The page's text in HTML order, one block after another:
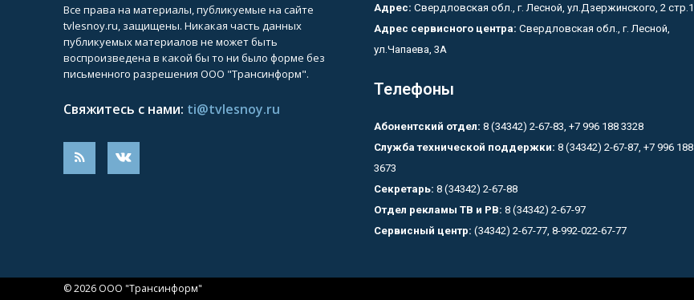
Все права на материалы, публикуемые на сайте
tvlesnoy.ru, защищены. Никакая часть данных
публикуемых материалов не может быть
воспроизведена в какой бы то ни было форме без
письменного разрешения ООО "Трансинформ".
Свяжитесь с нами: ti@tvlesnoy.ru
Адрес: Свердловская обл., г. Лесной, ул.Дзержинского, 2 стр.1
Адрес сервисного центра: Свердловская обл., г. Лесной,
ул.Чапаева, 3А
Телефоны
Абонентский отдел: 8 (34342) 2-67-83, +7 996 188 3328
Служба технической поддержки: 8 (34342) 2-67-87, +7 996 188
3673
Секретарь: 8 (34342) 2-67-88
Отдел рекламы ТВ и РВ: 8 (34342) 2-67-97
Сервисный центр: (34342) 2-67-77, 8-992-022-67-77
© 2026 ООО "Трансинформ"